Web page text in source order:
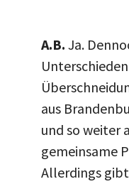
A.B. Ja.
aus
und so weiter
gemeinsame
Allerdings